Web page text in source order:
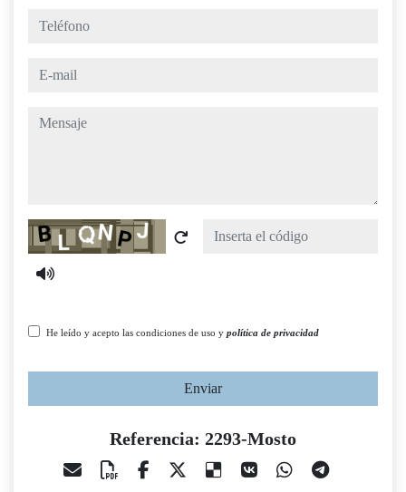
teléfono
e-mail
mensaje
Captcha
He leído y acepto las condiciones de uso y política de privacidad
Enviar
Referencia: 2293-Mosto